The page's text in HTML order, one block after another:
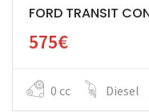
FORD TRANSIT
575€
0 cc Diesel